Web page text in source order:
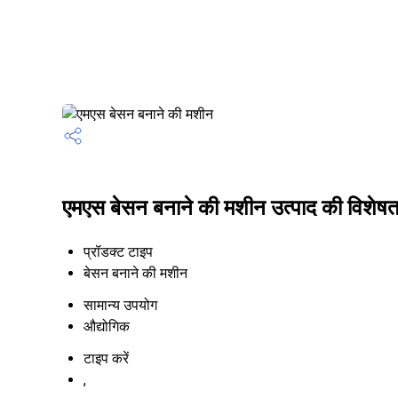
एमएस बेसन बनाने की मशीन उत्पाद की
प्रॉडक्ट टाइप
बेसन बनाने की मशीन
सामान्य उपयोग
औद्योगिक
टाइप करें
,